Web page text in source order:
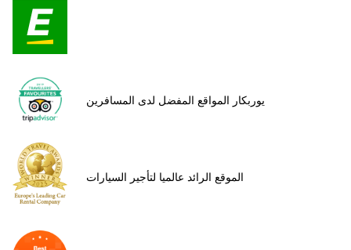
يوربكار المواقع المفضل لدى المسافرين
الموقع الرائد عالميا لتأجير السيارات